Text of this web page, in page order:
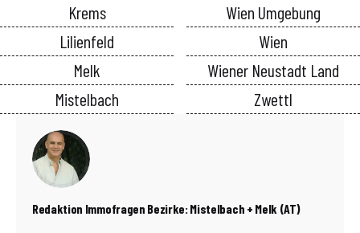
Krems
Lilienfeld
Melk
Mistelbach
Wien Umgebung
Wien
Wiener Neustadt Land
Zwettl
Redaktion Immofragen Bezirke: Mistelbach + Melk (AT)